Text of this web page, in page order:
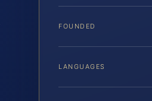
FOUNDED
LANGUAGES